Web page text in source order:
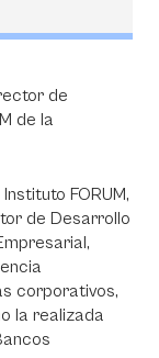
de
de la
FORUM,
de Desarrollo
corporativos,
la realizada